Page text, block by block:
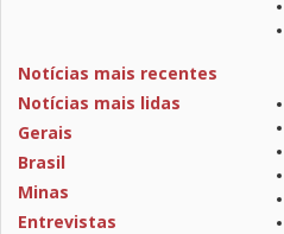
Notícias mais recentes
Notícias mais lidas
Gerais
Brasil
Minas
Entrevistas